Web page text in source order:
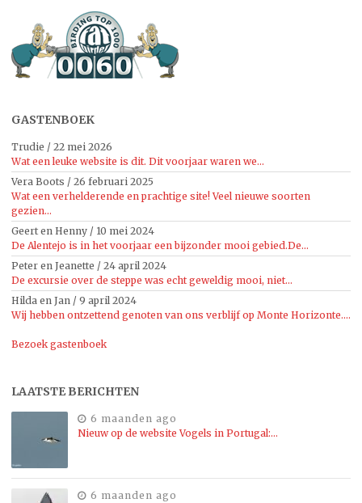
GASTENBOEK
Trudie / 22 mei 2026
Wat een leuke website is dit. Dit voorjaar waren we...
Vera Boots / 26 februari 2025
Wat een verhelderende en prachtige site! Veel nieuwe soorten
gezien...
Geert en Henny / 10 mei 2024
De Alentejo is in het voorjaar een bijzonder mooi gebied.De...
Peter en Jeanette / 24 april 2024
De excursie over de steppe was echt geweldig mooi, niet...
Hilda en Jan / 9 april 2024
Wij hebben ontzettend genoten van ons verblijf op Monte Horizonte....
Bezoek gastenboek
LAATSTE BERICHTEN
6 maanden ago
Nieuw op de website Vogels in Portugal:…
6 maanden ago